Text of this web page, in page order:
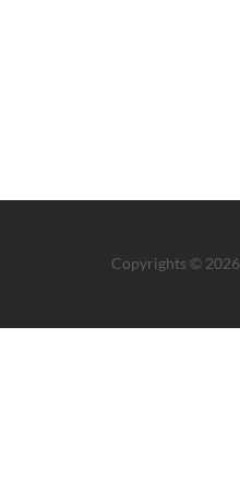
Copyrights © 2026